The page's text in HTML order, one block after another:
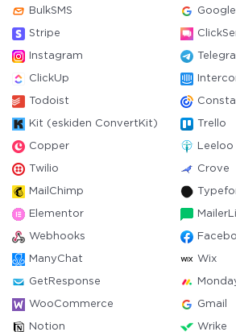
BulkSMS
Stripe
Instagram
ClickUp
Todoist
Kit (eskiden ConvertKit) Trello
Copper Leeloo
Twilio Crove
MailChimp
Elementor
Webhooks
ManyChat Wix
GetResponse
WooCommerce Gmail
Notion Wrike